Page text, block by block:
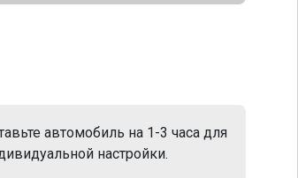
автомобиль на 1-3 часа для
настройки.